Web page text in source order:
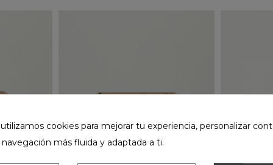
cookies para mejorar tu experiencia, personalizar
más fluida y adaptada a ti.